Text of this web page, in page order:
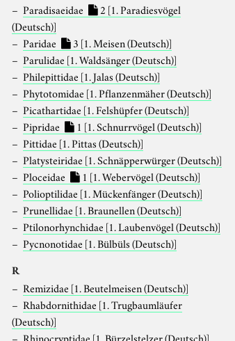
Paradisaeidae 2 [1. Paradiesvögel
(Deutsch)]
Paridae
3 [1. Meisen (Deutsch)]
Parulidae [1. Waldsänger (Deutsch)]
Philepittidae [1. Jalas (Deutsch)]
Phytotomidae [1. Pflanzenmäher (Deutsch)]
Picathartidae [1. Felshüpfer (Deutsch)]
Pipridae
1 [1. Schnurrvögel (Deutsch)]
Pittidae [1. Pittas (Deutsch)]
Platysteiridae [1. Schnäpperwürger (Deutsch)]
Ploceidae
1 [1. Webervögel (Deutsch)]
Polioptilidae [1. Mückenfänger (Deutsch)]
Prunellidae [1. Braunellen (Deutsch)]
Ptilonorhynchidae [1. Laubenvögel (Deutsch)]
Pycnonotidae [1. Bülbüls (Deutsch)]
R
Remizidae [1. Beutelmeisen (Deutsch)]
Rhabdornithidae [1. Trugbaumläufer
(Deutsch)]
Rhinocryptidae [1. Bürzelstelzer (Deutsch)]